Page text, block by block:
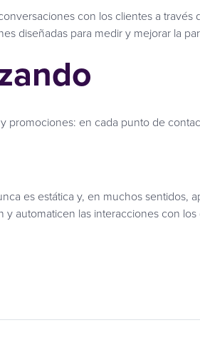
con los clientes a
diseñadas para medir y mejorar la
en cada punto de
es estática y, en muchos
automaticen las interacciones con